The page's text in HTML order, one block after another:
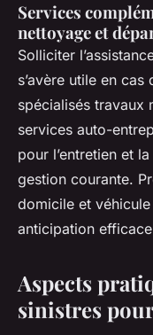
Services
nettoyage et
Solliciter
s’avère utile en cas
spécialisés travaux
services auto-
pour l’entretien et
gestion courante.
domicile et
anticipation
Aspects
sinistres